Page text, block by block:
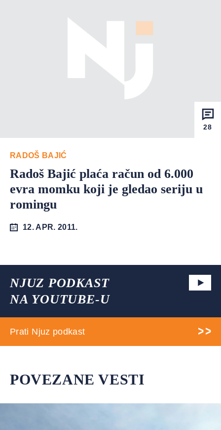
28
RADOŠ BAJIĆ
Radoš Bajić plaća račun od 6.000
evra momku koji je gledao seriju u
romingu
12. APR. 2011.
NJUZ PODKAST
NA YOUTUBE-U
Prati Njuz podkast
POVEZANE VESTI